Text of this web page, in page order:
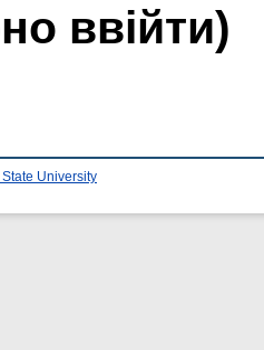
ввійти)
University